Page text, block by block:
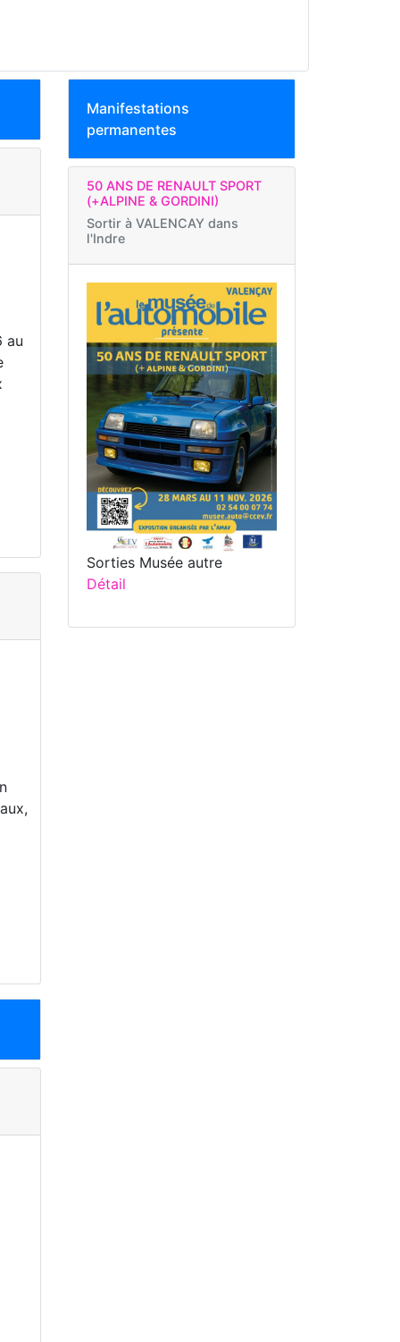
au
Manifestations
permanentes
50 ANS DE RENAULT SPORT
(+ALPINE & GORDINI)
Sortir à VALENCAY dans
l'Indre
Sorties Musée autre
Détail